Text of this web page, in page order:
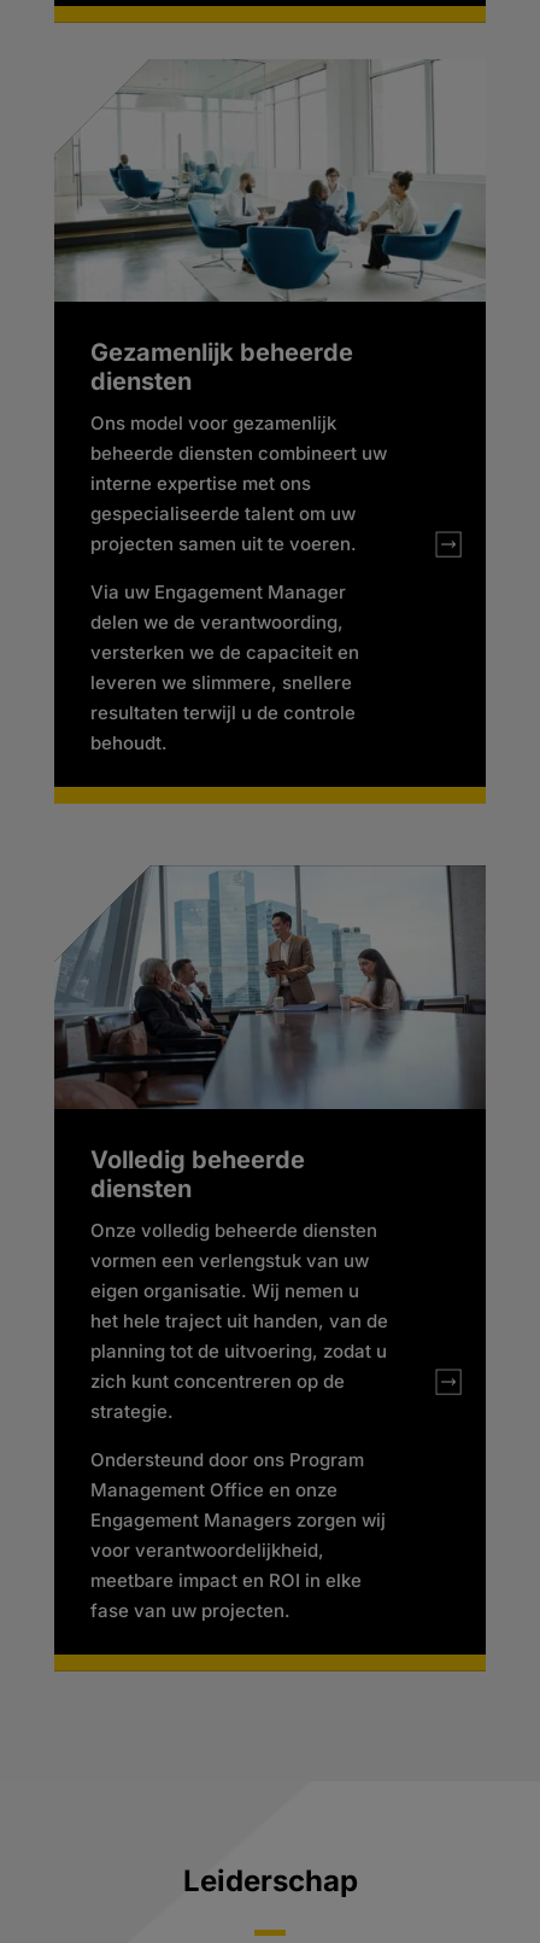
Gezamenlijk beheerde
diensten
Ons model voor gezamenlijk
beheerde diensten combineert uw
interne expertise met ons
gespecialiseerde talent om uw
projecten samen uit te voeren.
Via uw Engagement Manager
delen we de verantwoording,
versterken we de capaciteit en
leveren we slimmere, snellere
resultaten terwijl u de controle
behoudt.
Volledig beheerde
diensten
Onze volledig beheerde diensten
vormen een verlengstuk van uw
eigen organisatie. Wij nemen u
het hele traject uit handen, van de
planning tot de uitvoering, zodat u
zich kunt concentreren op de
strategie.
Ondersteund door ons Program
Management Office en onze
Engagement Managers zorgen wij
voor verantwoordelijkheid,
meetbare impact en ROI in elke
fase van uw projecten.
Leiderschap